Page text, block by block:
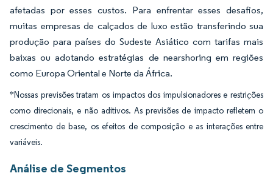
afetadas por esses custos. Para enfrentar esses desafios,
muitas empresas de calçados de luxo estão transferindo sua
produção para países do Sudeste Asiático com tarifas mais
baixas ou adotando estratégias de nearshoring em regiões
como Europa Oriental e Norte da África.
*Nossas previsões tratam os impactos dos impulsionadores e restrições
como direcionais, e não aditivos. As previsões de impacto refletem o
crescimento de base, os efeitos de composição e as interações entre
variáveis.
Análise de Segmentos